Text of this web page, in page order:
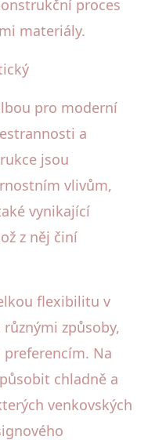
proces
materiály.
pro moderní
a
jsou
vlivům,
vynikající
z něj činí
flexibilitu v
způsoby,
Na
chladně a
venkovských